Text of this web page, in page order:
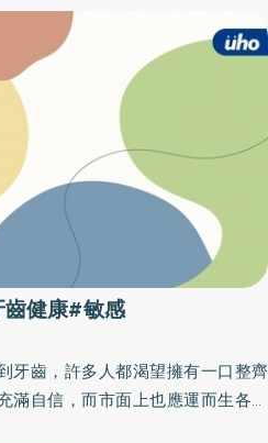
科醫師詳細的檢查後，發現確實有
手術治療，而如果是屬於精神性因
以SSRT（Selective serotonin
神經阻斷劑等藥物治療也都有不錯
練及骨盆肌底復健治療有近六成患
於這種「超速快感」的治療應首重
，然後再循序漸進的加以治療，
偏方，否則非但無法達成「歷久彌
不朽」的後果，以致「壯志未酬身
因此各位儘可放心，選擇一個你自
吧！然而對於有些患有心肺疾病的
的人，就喜歡側躺右邊睡覺，因
氣體的交換，也比較容易撐展得
眠品質？目前並沒有非常具體明確
睡眠品質比較有幫忙，大體上來
好，乾淨不含有害的化學成份或過
床墊。枕頭的材質選擇也跟床墊一
支撐力良好就是一個好枕頭，至於
人的頸曲高度皆不一樣，一般人是7
人就選比較扁的枕頭。一般來說，
而較常喚醒影響睡眠的持續性。
到個人的喜好及舒適感，既然床是
處所，自然是以使用者感到最舒適
前些時候曾名譟一時的水床，據
健康#敏感
牙齒，許多人都渴望擁有一口整齊
自信，而市面上也應運而生各種